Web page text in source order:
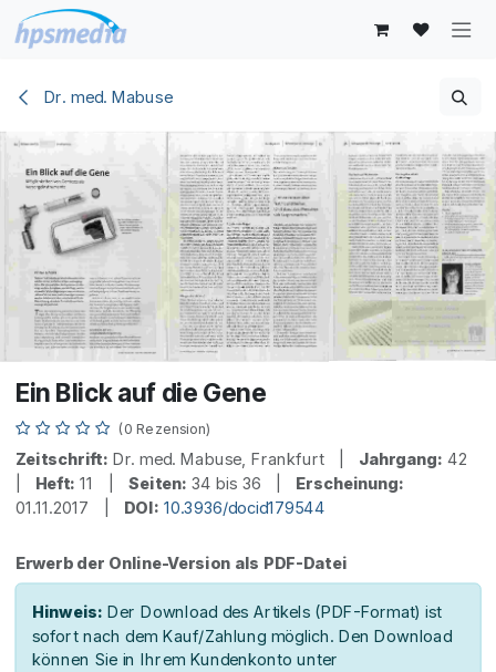
Zum Inhalt springen
Dr. med. Mabuse
Ein Blick auf die Gene
(0 Rezension)
Zeitschrift: Dr. med. Mabuse, Frankfurt | Jahrgang: 42
Heft: 11 |Seiten: 34 bis 36 | Erscheinung:
01.11.2017 | DOI: 10.3936/docid179544
Erwerb der Online-Version als PDF-Datei
Hinweis: Der Download des Artikels (PDF-Format) ist
sofort nach dem Kauf/Zahlung möglich. Den Download
können Sie in Ihrem Kundenkonto unter